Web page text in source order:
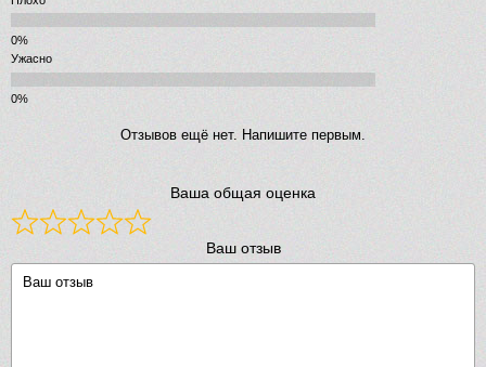
Ужасно
Отзывов ещё нет. Напишите первым.
Ваша общая оценка
Ваш отзыв